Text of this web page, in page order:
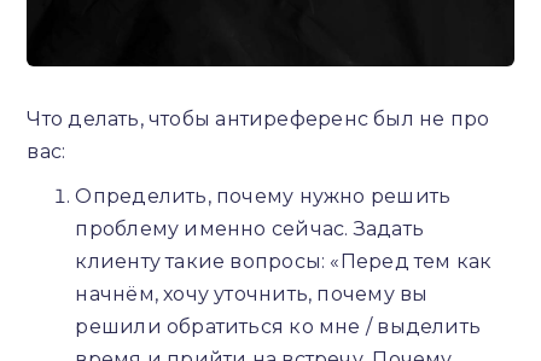
Что делать, чтобы антиреференс был не про
вас:
Определить, почему нужно решить
проблему именно сейчас. Задать
клиенту такие вопросы: «Перед тем как
начнём, хочу уточнить, почему вы
решили обратиться ко мне / выделить